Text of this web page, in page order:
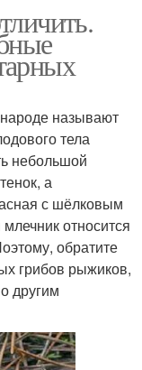
называют
тела
небольшой
а
с шёлковым
относится
обратите
грибов рыжиков,
другим